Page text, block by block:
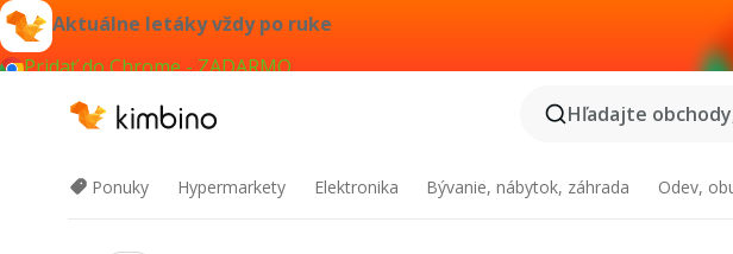
Aktuálne letáky vždy po ruke
Pridať do Chrome - ZADARMO
Hľadajte
Ponuky Hypermarkety Elektronika Bývanie, nábytok, záhrada Odev,